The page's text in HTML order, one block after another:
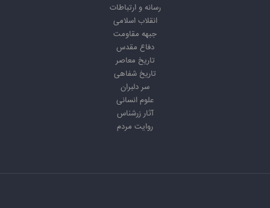
رسانه و ارتباطات
انقلاب اسلامی
جبهه مقاومت
دفاع مقدس
تاریخ معاصر
تاریخ شفاهی
سر دلبران
علوم انسانی
آثار زرشناس
روایت مردم